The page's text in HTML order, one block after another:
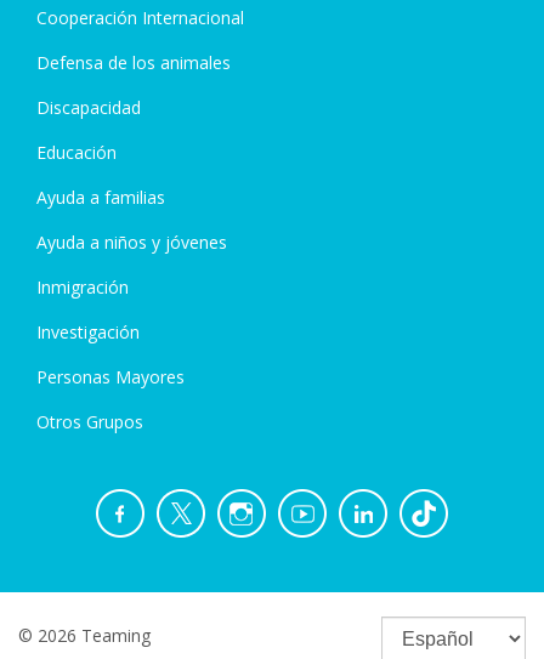
Cooperación Internacional
Defensa de los animales
Discapacidad
Educación
Ayuda a familias
Ayuda a niños y jóvenes
Inmigración
Investigación
Personas Mayores
Otros Grupos
© 2026 Teaming